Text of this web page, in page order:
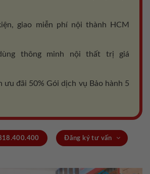
giao miễn phí nội thành HCM
thông minh nội thất trị giá
ưu đãi 50% Gói dịch vụ Bảo hành 5
Đăng ký tư vấn